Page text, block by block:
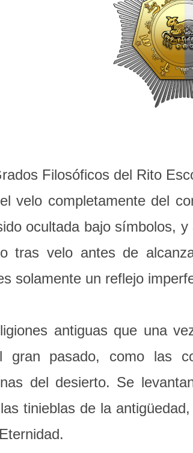
Filosóficos del Rito
velo completamente del
ocultada bajo símbolos,
tras velo antes de
solamente un reflejo
antiguas que una
gran pasado, como las
del desierto. Se
tinieblas de la